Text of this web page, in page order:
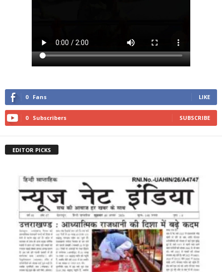
0 Fans LIKE
0 Subscribers SUBSCRIBE
EDITOR PICKS